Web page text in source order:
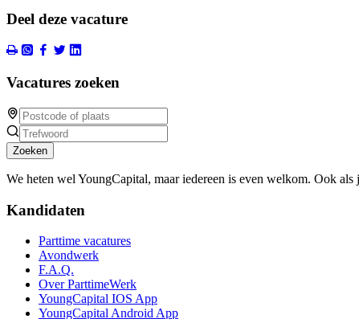
Deel deze vacature
Vacatures zoeken
Zoeken
We heten wel YoungCapital, maar iedereen is even welkom. Ook
Kandidaten
Parttime vacatures
Avondwerk
F.A.Q.
Over ParttimeWerk
YoungCapital IOS App
YoungCapital Android App